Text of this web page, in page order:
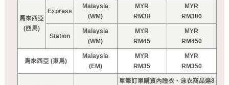
馬來西亞
(西馬)
Express
Malaysia
(WM)
MYR
RM30
MYR
RM300
Station
Malaysia
(WM)
MYR
RM45
MYR
RM450
馬來西亞 (東馬)
Malaysia
(EM)
MYR
RM35
MYR
RM350
單筆訂單購買內睡衣、泳衣商品達8